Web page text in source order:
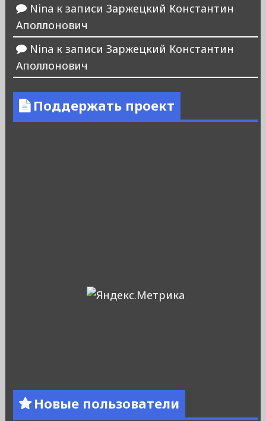
Nina к записи Заржецкий Константин
Аполлонович
Nina к записи Заржецкий Константин
Аполлонович
Поддержать проект
Новые пользователи